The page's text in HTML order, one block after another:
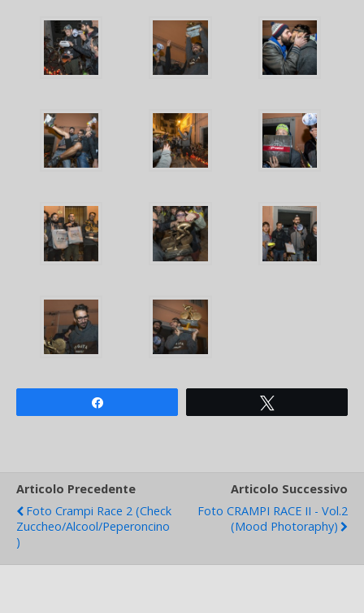
Articolo Precedente
Foto Crampi Race 2 (check
Zuccheo/alcool/peperoncino
)
Articolo Successivo
Foto CRAMPI RACE II - Vol.2
(Mood Photoraphy)